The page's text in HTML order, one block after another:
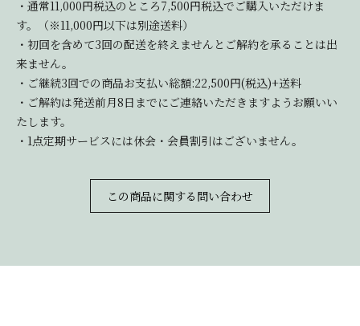
・通常11,000円税込のところ7,500円税込でご購入いただけま
す。（※11,000円以下は別途送料）
・初回を含めて3回の配送を終えませんとご解約を承ることは出
来ません。
・ご継続3回での商品お支払い総額:22,500円(税込)+送料
・ご解約は発送前月8日までにご連絡いただきますようお願いい
たします。
・1点定期サービスには休会・会員割引はございません。
この商品に関する問い合わせ